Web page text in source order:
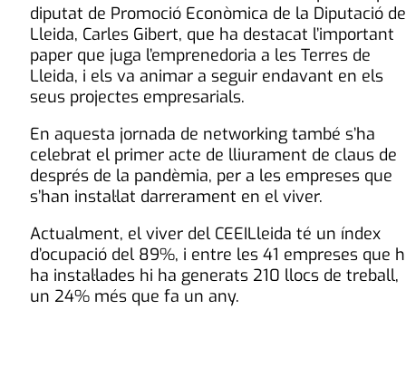
diputat de Promoció Econòmica de la Diputació de
Lleida, Carles Gibert, que ha destacat l’important
paper que juga l’emprenedoria a les Terres de
Lleida, i els va animar a seguir endavant en els
seus projectes empresarials.
En aquesta jornada de networking també s’ha
celebrat el primer acte de lliurament de claus de
després de la pandèmia, per a les empreses que
s’han instal·lat darrerament en el viver.
Actualment, el viver del CEEILleida té un índex
d’ocupació del 89%, i entre les 41 empreses que
ha instal·lades hi ha generats 210 llocs de treball,
un 24% més que fa un any.